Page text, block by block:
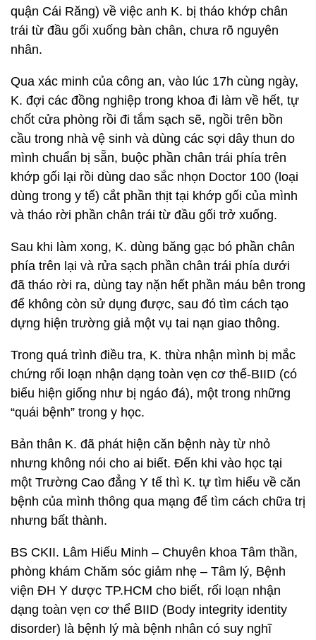
quận Cái Răng) về việc anh K. bị tháo khớp chân
trái từ đầu gối xuống bàn chân, chưa rõ nguyên
nhân.
Qua xác minh của công an, vào lúc 17h cùng ngày,
K. đợi các đồng nghiệp trong khoa đi làm về hết, tự
chốt cửa phòng rồi đi tắm sạch sẽ, ngồi trên bồn
cầu trong nhà vệ sinh và dùng các sợi dây thun do
mình chuẩn bị sẵn, buộc phần chân trái phía trên
khớp gối lại rồi dùng dao sắc nhọn Doctor 100 (loại
dùng trong y tế) cắt phần thịt tại khớp gối của mình
và tháo rời phần chân trái từ đầu gối trở xuống.
Sau khi làm xong, K. dùng băng gạc bó phần chân
phía trên lại và rửa sạch phần chân trái phía dưới
đã tháo rời ra, dùng tay nặn hết phần máu bên trong
để không còn sử dụng được, sau đó tìm cách tạo
dựng hiện trường giả một vụ tai nạn giao thông.
Trong quá trình điều tra, K. thừa nhận mình bị mắc
chứng rối loạn nhận dạng toàn vẹn cơ thể-BIID (có
biểu hiện giống như bị ngáo đá), một trong những
“quái bệnh” trong y học.
Bản thân K. đã phát hiện căn bệnh này từ nhỏ
nhưng không nói cho ai biết. Đến khi vào học tại
một Trường Cao đẳng Y tế thì K. tự tìm hiểu về căn
bệnh của mình thông qua mạng để tìm cách chữa trị
nhưng bất thành.
BS CKII. Lâm Hiếu Minh – Chuyên khoa Tâm thần,
phòng khám Chăm sóc giảm nhẹ – Tâm lý, Bệnh
viện ĐH Y dược TP.HCM cho biết, rối loạn nhận
dạng toàn vẹn cơ thể BIID (Body integrity identity
disorder) là bệnh lý mà bệnh nhân có suy nghĩ